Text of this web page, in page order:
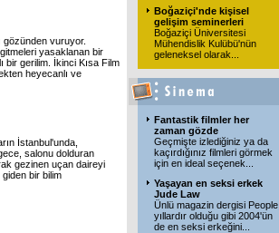
gözünden vuruyor.
yasaklanan bir
bir gerilim. İkinci Kısa Film
heyecanlı ve
İstanbul'unda,
salonu dolduran
gezinen uçan daireyi
bir bilim
Boğaziçi'nde kişisel
gelişim seminerleri
Boğaziçi Üniversitesi
Mühendislik Kulübü'nün
geleneksel olarak
Fantastik filmler her
zaman gözde
Geçmişte izlediğiniz ya da
kaçırdığınız filmleri görmek
için en ideal seçenek
Yaşayan en seksi erkek
Jude Law
Ünlü magazin dergisi People,
yıllardır olduğu gibi 2004'ün
de en seksi erkeğini